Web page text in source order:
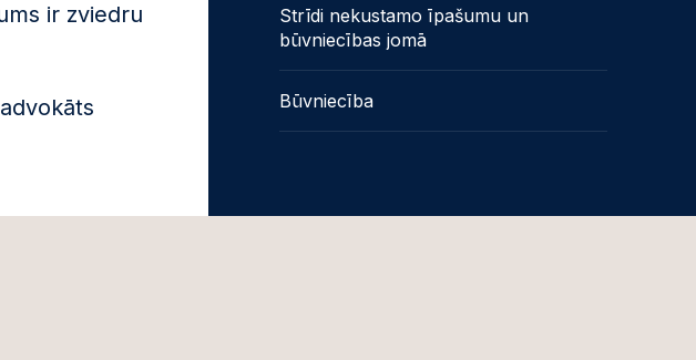
ir zviedru
Strīdi nekustamo īpašumu un
būvniecības jomā
Būvniecība